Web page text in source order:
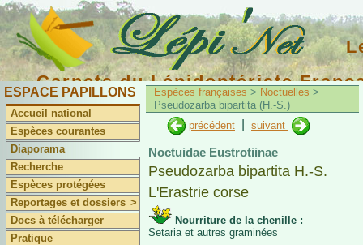
Carnets du Lépidoptériste
ESPACE PAPILLONS
Accueil national
Espèces courantes
Diaporama
Recherche
Espèces protégées
Reportages et dossiers >
Docs à télécharger
Pratique
Espèces françaises > Noctuelles >
Pseudozarba bipartita (H.-S.)
précédent
suivant
Noctuidae Eustrotiinae
Pseudozarba bipartita H.-S.
L'Erastrie corse
Nourriture de la chenille :
Setaria et autres graminées